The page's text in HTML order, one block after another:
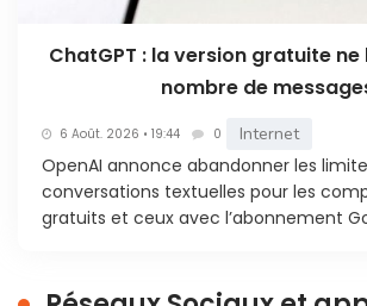
ChatGPT : la version gratuite
nombre de
6 Août. 2026 • 19:44 0 Internet
OpenAI annonce abandonner les
conversations textuelles pour les
gratuits et ceux avec l’abonnement